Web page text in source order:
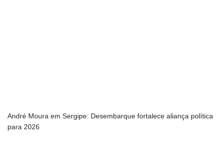
André Moura em Sergipe: Desembarque fortalece aliança política
para 2026